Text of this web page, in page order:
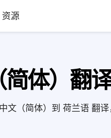
资源
体）翻
文（简体）到 荷兰语 翻